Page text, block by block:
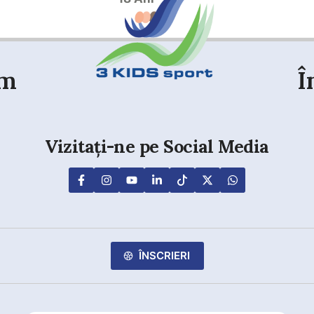
Vizitați-ne pe Social Media
ÎNSCRIERI